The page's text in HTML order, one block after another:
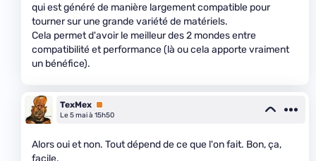
qui est généré de manière largement compatible pour
tourner sur une grande variété de matériels.
Cela permet d'avoir le meilleur des 2 mondes entre
compatibilité et performance (là ou cela apporte vraiment
un bénéfice).
TexMex Premium
Le 5 mai à 15h50
Alors oui et non. Tout dépend de ce que l'on fait. Bon, ça,
facile.